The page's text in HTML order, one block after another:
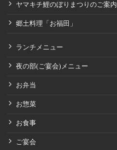
ヤマキチ鯉のぼりまつりのご案内
郷土料理「お福田」
ランチメニュー
夜の部(ご宴会)メニュー
お弁当
お惣菜
お食事
ご宴会